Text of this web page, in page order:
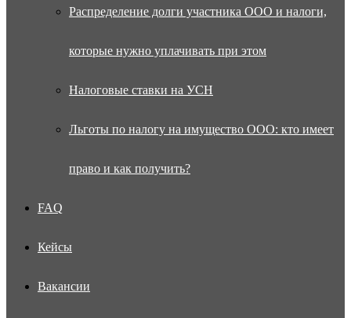
Распределение долги участника ООО и налоги,
которые нужно уплачивать при этом
Налоговые ставки на УСН
Льготы по налогу на имущество ООО: кто имеет
право и как получить?
FAQ
Кейсы
Вакансии